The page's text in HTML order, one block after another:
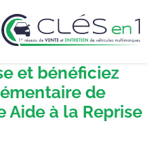
et bénéficiez
de
à la Reprise